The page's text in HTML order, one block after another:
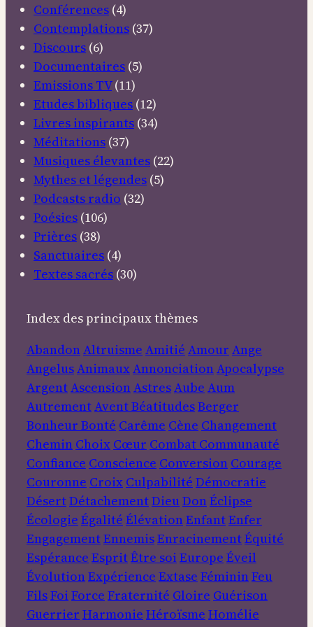
Conférences (4)
Contemplations (37)
Discours (6)
Documentaires (5)
Emissions TV(11)
Etudes bibliques (12)
Livres inspirants (34)
Méditations (37)
Musiques élevantes (22)
Mythes et légendes (5)
Podcasts radio (32)
Poésies (106)
Prières (38)
Sanctuaires (4)
Textes sacrés (30)
Index des principaux thèmes
AbandonAltruisme Amitié Amour Ange
AngelusAnimauxAnnonciationApocalypse
ArgentAscensionAstresAube Aum
AutrementAventBéatitudesBerger
Bonheur Bonté Carême Cène Changement
Chemin Choix Cœur Combat Communauté
Confiance Conscience Conversion Courage
Couronne Croix Culpabilité Démocratie
DésertDétachementDieuDonÉclipse
Écologie Égalité ÉlévationEnfantEnfer
EngagementEnnemisEnracinementÉquité
Espérance EspritÊtre soi Europe Éveil
ÉvolutionExpérience Extase FémininFeu
FilsFoi Force Fraternité Gloire Guérison
Guerrier Harmonie Héroïsme Homélie